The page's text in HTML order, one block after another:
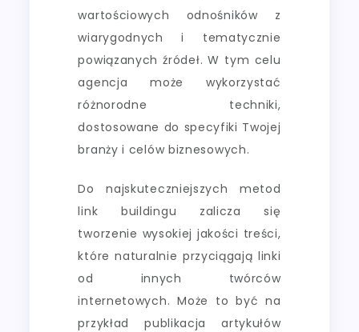
wartościowych odnośników z
wiarygodnych i tematycznie
powiązanych źródeł. W tym celu
agencja może wykorzystać
różnorodne techniki,
dostosowane do specyfiki Twojej
branży i celów biznesowych.
Do najskuteczniejszych metod
link buildingu zalicza się
tworzenie wysokiej jakości treści,
które naturalnie przyciągają linki
od innych twórców
internetowych. Może to być na
przykład publikacja artykułów